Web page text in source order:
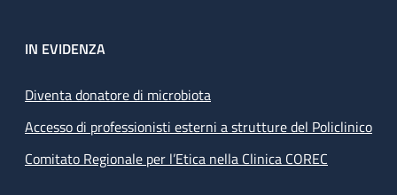
IN EVIDENZA
Diventa donatore di microbiota
Accesso di professionisti esterni a strutture del Policlinico
Comitato Regionale per l’Etica nella Clinica COREC